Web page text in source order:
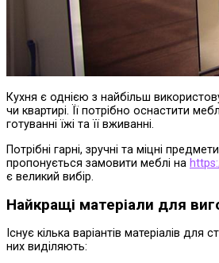
Кухня є однією з найбільш
чи квартирі. Її потрібно оснастити
готуванні їжі та її вживанні.
Потрібні гарні, зручні та міцні
пропонується замовити меблі на
є великий вибір.
Найкращі матеріали для
Існує кілька варіантів матеріалів
них виділяють: